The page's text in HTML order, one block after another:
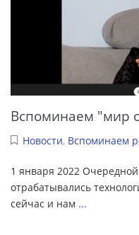
Вспоминаем "мир
Новости, Вспоминаем
1 января 2022
отрабатывались
сейчас и нам ...